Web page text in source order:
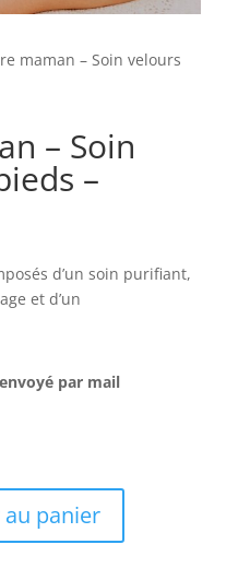
maman – Soin velours
– Soin
–
d’un soin purifiant,
et d’un
par mail
panier